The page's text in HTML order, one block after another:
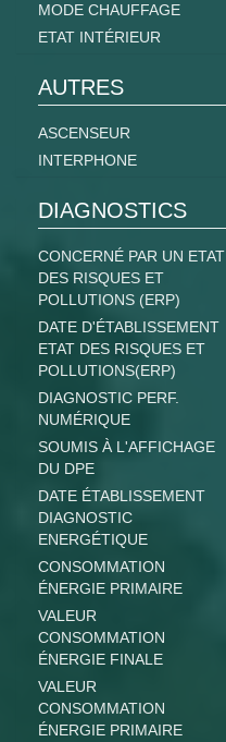
MODE CHAUFFAGE
ETAT INTÉRIEUR
AUTRES
ASCENSEUR
INTERPHONE
DIAGNOSTICS
CONCERNÉ PAR UN ETAT
DES RISQUES ET
POLLUTIONS (ERP)
DATE D'ÉTABLISSEMENT
ETAT DES RISQUES ET
POLLUTIONS(ERP)
DIAGNOSTIC PERF.
NUMÉRIQUE
SOUMIS À L'AFFICHAGE
DU DPE
DATE ÉTABLISSEMENT
DIAGNOSTIC
ENERGÉTIQUE
CONSOMMATION
ÉNERGIE PRIMAIRE
VALEUR
CONSOMMATION
ÉNERGIE FINALE
VALEUR
CONSOMMATION
ÉNERGIE PRIMAIRE